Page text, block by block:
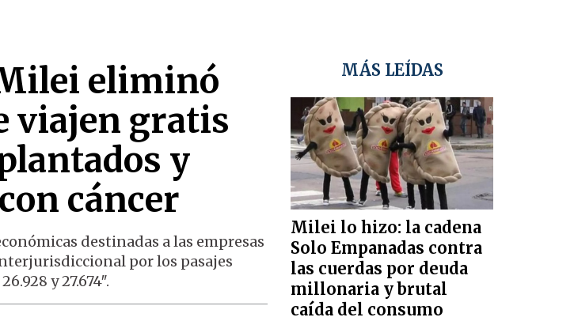
eliminó
viajen gratis
y
cáncer
destinadas a las empresas
por los pasajes
y 27.674″.
MÁS LEÍDAS
Milei lo hizo: la cadena
Solo Empanadas contra
las cuerdas por deuda
millonaria y brutal
caída del consumo